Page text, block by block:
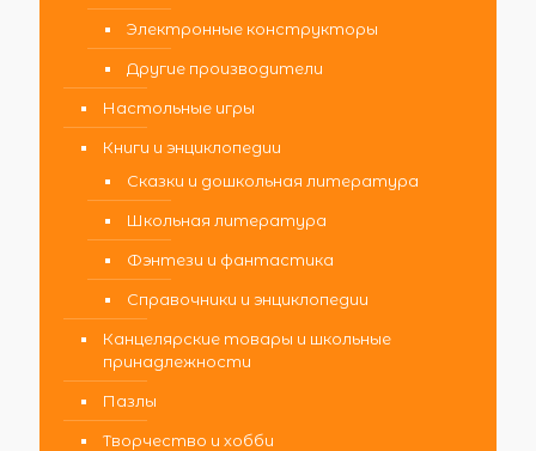
Электронные конструкторы
Другие производители
Настольные игры
Книги и энциклопедии
Сказки и дошкольная литература
Школьная литература
Фэнтези и фантастика
Справочники и энциклопедии
Канцелярские товары и школьные
принадлежности
Пазлы
Творчество и хобби